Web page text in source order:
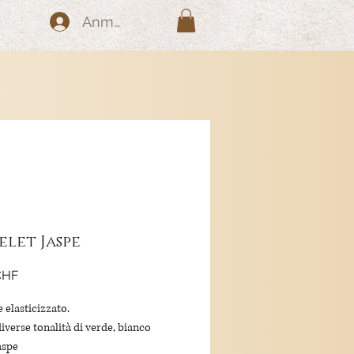
Anmelden
Jaspe
Preis
elasticizzato.
tonalità di verde, bianco